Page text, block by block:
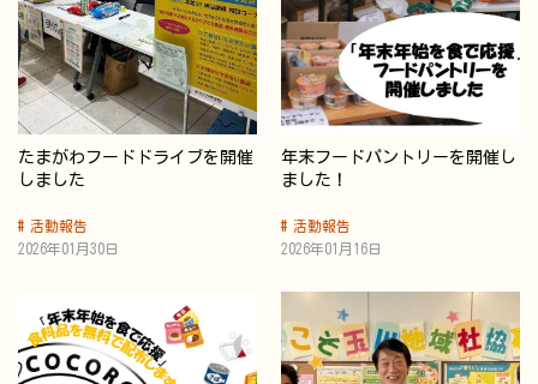
たまがわフードドライブを開催
しました
活動報告
2026年01月30日
年末フードパントリーを開催し
ました！
活動報告
2026年01月16日